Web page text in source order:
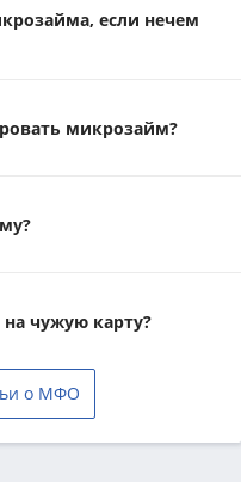
если нечем
микрозайм?
чужую карту?
о МФО